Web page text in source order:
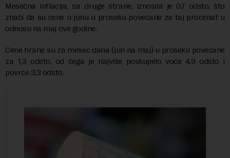
Mesečna inflacija, sa druge strane, iznosila je 0,7 odsto, što
znači da su cene u junu u proseku povećane za taj procenat u
odnosu na maj ove godine.
Cene hrane su za mesec dana (jun na maj) u proseku povećane
za 1,3 odsto, od čega je najviše poskupelo voće 4,9 odsto i
povrće 3,3 odsto.